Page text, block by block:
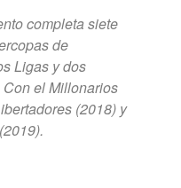
completa siete
de
Ligas y dos
Con el Millonarios
(2018) y